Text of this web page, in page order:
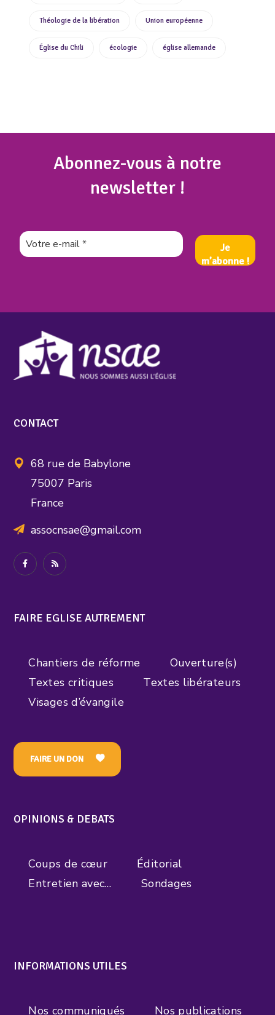
Théologie de la libération Union européenne
Église du Chili écologie église allemande
Abonnez-vous à notre
newsletter !
CONTACT
68 rue de Babylone
75007 Paris
France
assocnsae@gmail.com
FAIRE EGLISE AUTREMENT
Chantiers de réforme
Ouverture(s)
Textes critiques
Textes libérateurs
Visages d’évangile
FAIRE UN DON
OPINIONS & DEBATS
Coups de cœur
Éditorial
Entretien avec…
Sondages
INFORMATIONS UTILES
Nos communiqués Nos publications